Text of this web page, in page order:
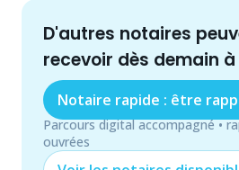
d'autres notaires
recevoir dès demain à
Notaire rapide : être
Parcours digital accompagné •
ouvrées